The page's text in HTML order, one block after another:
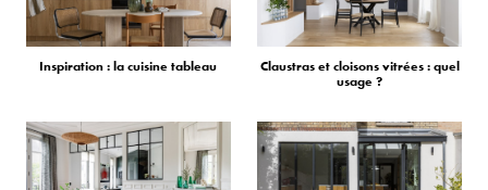
Inspiration : la cuisine tableau
Claustras et cloisons vitrées : quel
usage ?